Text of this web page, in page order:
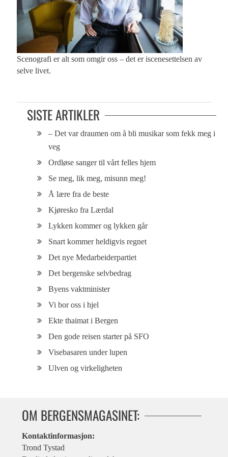
Scenografi er alt som omgir oss – det er iscenesettelsen av
selve livet.
SISTE ARTIKLER
– Det var draumen om å bli musikar som fekk meg i
veg
Ordløse sanger til vårt felles hjem
Se meg, lik meg, misunn meg!
Å lære fra de beste
Kjøresko fra Lærdal
Lykken kommer og lykken går
Snart kommer heldigvis regnet
Det nye Medarbeiderpartiet
Det bergenske selvbedrag
Byens vaktminister
Vi bor oss i hjel
Ekte thaimat i Bergen
Den gode reisen starter på SFO
Visebasaren under lupen
Ulven og virkeligheten
OM BERGENSMAGASINET:
Kontaktinformasjon:
Trond Tystad